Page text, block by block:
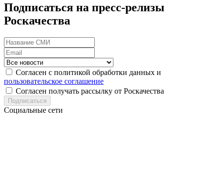
Подписаться на пресс-релизы
Роскачества
Согласен с политикой обработки данных и
пользовательское соглашение
Согласен получать рассылку от Роскачества
Подписаться
Социальные сети